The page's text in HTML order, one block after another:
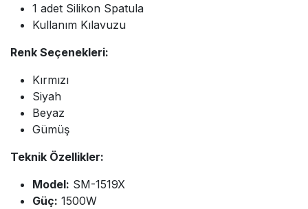
1 adet Silikon Spatula
Kullanım Kılavuzu
Renk Seçenekleri:
Kırmızı
Siyah
Beyaz
Gümüş
Teknik Özellikler:
Model: SM-1519X
Güç: 1500W